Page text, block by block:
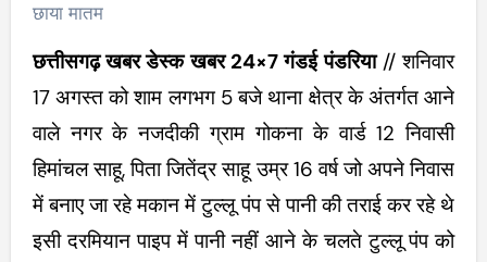
छाया मातम
छत्तीसगढ़ खबर डेस्क खबर 24×7 गंडई पंडरिया// शनिवार
17 अगस्त को शाम लगभग 5 बजे थाना क्षेत्र के अंतर्गत आने
वाले नगर के नजदीकी ग्राम गोकना के वार्ड 12 निवासी
हिमांचल साहू, पिता जितेंद्र साहू उम्र 16 वर्ष जो अपने निवास
में बनाए जा रहे मकान में टुल्लू पंप से पानी की तराई कर रहे थे
इसी दरमियान पाइप में पानी नहीं आने के चलते टुल्लू पंप को